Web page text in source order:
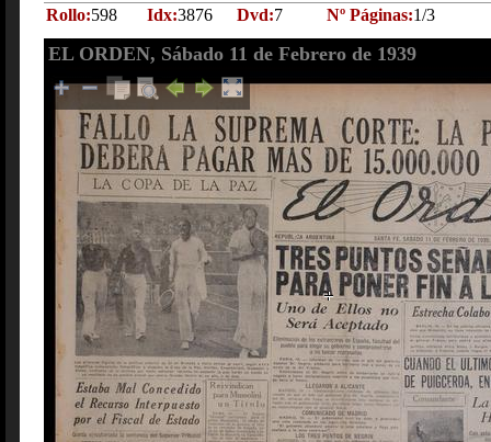
Rollo:598 Idx:3876 Dvd:7 Nº Páginas:1/3
EL ORDEN, Sábado 11 de Febrero de 1939